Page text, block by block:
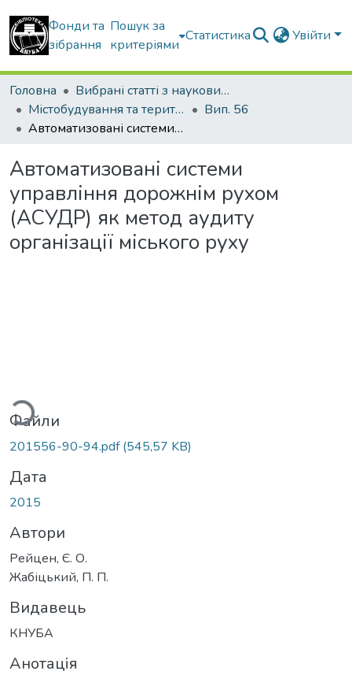
Фонди та
зібрання
Пошук за
критеріями
Статистика Увійти
Головна
Вибрані статті з наукових збірників КНУБА
Містобудування та територіальне планування
Вип. 56
Автоматизовані системи управління дорожнім рухом (АСУДР) як метод аудиту організації міського руху
Автоматизовані системи
управління дорожнім рухом
(АСУДР) як метод аудиту
організації міського руху
Файли
201556-90-94.pdf(545,57 KB)
Дата
2015
Автори
Рейцен, Є. О.
Жабіцький, П. П.
Видавець
КНУБА
Анотація